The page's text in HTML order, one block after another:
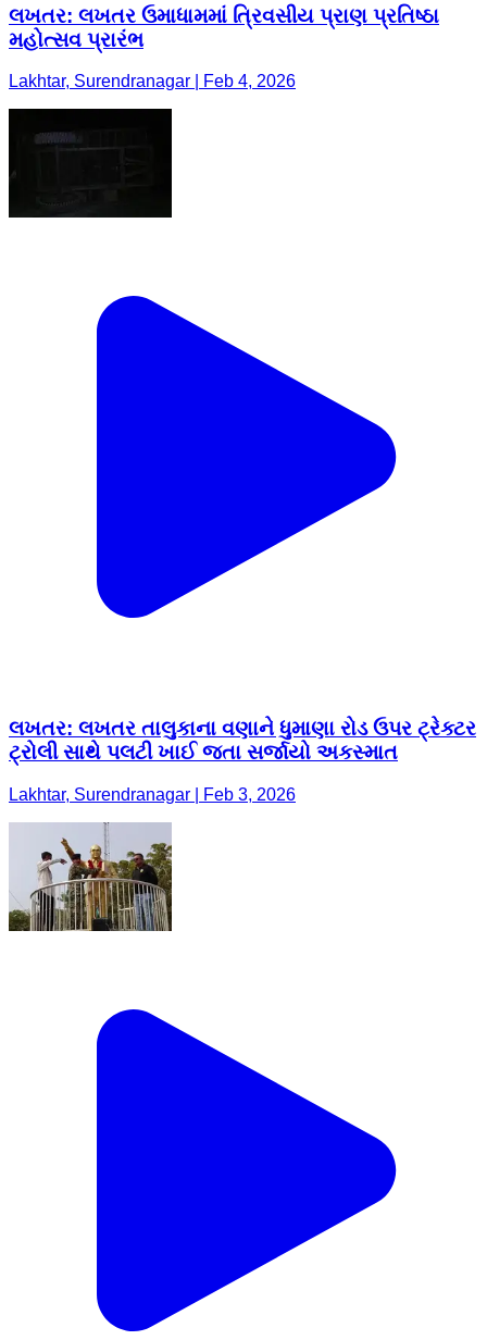
લખતર: લખતર ઉમાધામમાં ત્રિવસીય પ્રાણ પ્રતિષ્ઠા
મહોત્સવ પ્રારંભ
Lakhtar, Surendranagar | Feb 4, 2026
લખતર: લખતર તાલુકાના વણાને ધુમાણા રોડ ઉપર ટ્રેક્ટર
ટ્રોલી સાથે પલટી ખાઈ જતા સર્જાયો અકસ્માત
Lakhtar, Surendranagar | Feb 3, 2026